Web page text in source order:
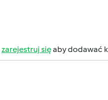
zarejestruj sięaby dodawać